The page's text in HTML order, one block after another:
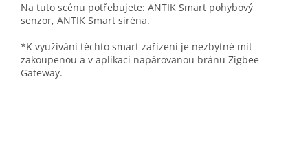
Na tuto scénu potřebujete: ANTIK Smart pohybový
senzor, ANTIK Smart siréna.
*K využívání těchto smart zařízení je nezbytné mít
zakoupenou a v aplikaci napárovanou bránu Zigbee
Gateway.